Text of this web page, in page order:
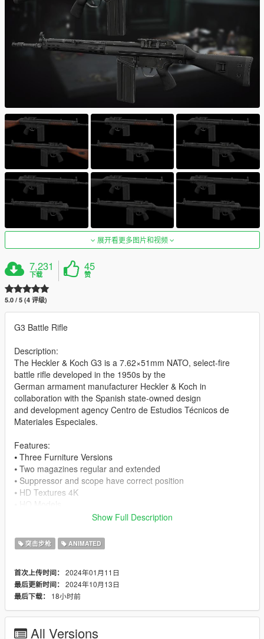
展开看更多图片和视频
7,231
下载
45
赞
5.0 / 5 (4 评级)
G3 Battle Rifle
Description:
The Heckler & Koch G3 is a 7.62×51mm NATO, select-fire
battle rifle developed in the 1950s by the
German armament manufacturer Heckler & Koch in
collaboration with the Spanish state-owned design
and development agency Centro de Estudios Técnicos de
Materiales Especiales.
Features:
⦁ Three Furniture Versions
⦁ Two magazines regular and extended
⦁ Suppressor and scope have correct position
⦁ HD Textures 4K
Changelog:
texture.
⦁ Version 1.2: Minor mag texture fix.
⦁ Version 1.3: Minor stock adjusting
⦁ Version 1.4: Spec maps fixed not so shiny, base maps fixed
the red iron sight and receiver markings are more visible.
Show Full Description
突击步枪 ANIMATED
首次上传时间： 2024年01月11日
最后更新时间： 2024年10月13日
最后下载：
18小时前
All Versions